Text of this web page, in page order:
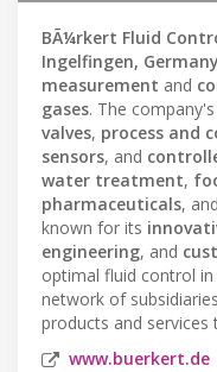
BÃ¼rkert Fluid
Ingelfingen, Germany
measurement and
gases. The
valves, process and
sensors, and
water treatment,
pharmaceuticals, and
known for its
engineering, and
optimal fluid control
network of
products and services
www.buerkert.de